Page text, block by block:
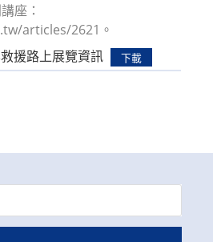
座：
articles/2621。
援路上展覽資訊
下載